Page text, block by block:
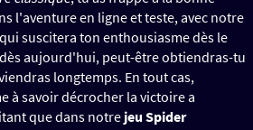
l'aventure en ligne et teste, avec notre
suscitera ton enthousiasme dès le
aujourd'hui, peut-être obtiendras-tu
longtemps. En tout cas,
à savoir décrocher la victoire a
que dans notre jeu Spider